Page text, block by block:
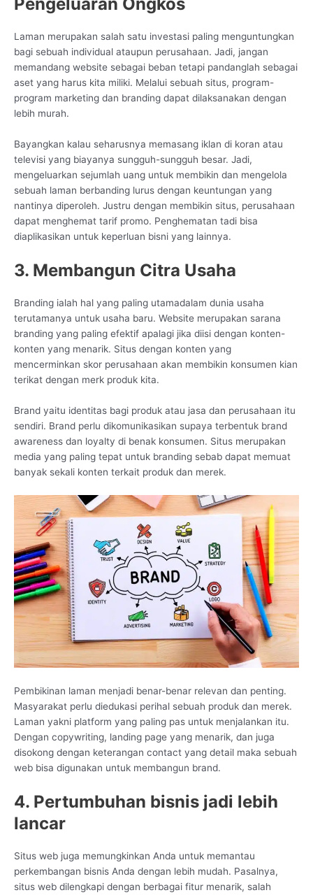
Laman merupakan salah satu investasi paling menguntungkan
bagi sebuah individual ataupun perusahaan. Jadi, jangan
memandang website sebagai beban tetapi pandanglah sebagai
aset yang harus kita miliki. Melalui sebuah situs, program-
program marketing dan branding dapat dilaksanakan dengan
lebih murah.
Bayangkan kalau seharusnya memasang iklan di koran atau
televisi yang biayanya sungguh-sungguh besar. Jadi,
mengeluarkan sejumlah uang untuk membikin dan mengelola
sebuah laman berbanding lurus dengan keuntungan yang
nantinya diperoleh. Justru dengan membikin situs, perusahaan
dapat menghemat tarif promo. Penghematan tadi bisa
diaplikasikan untuk keperluan bisni yang lainnya.
3. Membangun Citra Usaha
Branding ialah hal yang paling utamadalam dunia usaha
terutamanya untuk usaha baru. Website merupakan sarana
branding yang paling efektif apalagi jika diisi dengan konten-
konten yang menarik. Situs dengan konten yang
mencerminkan skor perusahaan akan membikin konsumen kian
terikat dengan merk produk kita.
Brand yaitu identitas bagi produk atau jasa dan perusahaan itu
sendiri. Brand perlu dikomunikasikan supaya terbentuk brand
awareness dan loyalty di benak konsumen. Situs merupakan
media yang paling tepat untuk branding sebab dapat memuat
banyak sekali konten terkait produk dan merek.
Pembikinan laman menjadi benar-benar relevan dan penting.
Masyarakat perlu diedukasi perihal sebuah produk dan merek.
Laman yakni platform yang paling pas untuk menjalankan itu.
Dengan copywriting, landing page yang menarik, dan juga
disokong dengan keterangan contact yang detail maka sebuah
web bisa digunakan untuk membangun brand.
4. Pertumbuhan bisnis jadi lebih
lancar
Situs web juga memungkinkan Anda untuk memantau
perkembangan bisnis Anda dengan lebih mudah. Pasalnya,
situs web dilengkapi dengan berbagai fitur menarik, salah